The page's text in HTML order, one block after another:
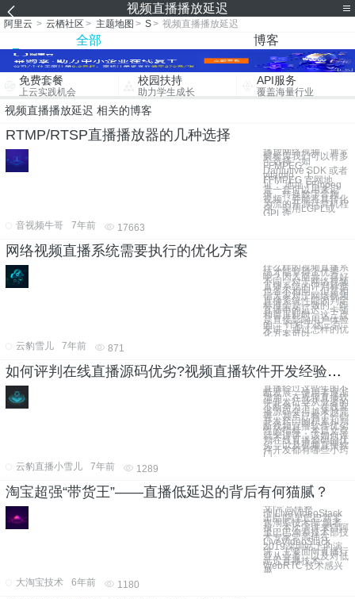
视频直播播放延迟
阿里云 > 云栖社区 > 主题地图 > S> 视频直播播放延迟
全部 博客
免费套餐
上云实践机会
校园扶持
助力学生成长
API服务
覆盖海量行业
视频直播播放延迟 相关的博客
RTMP/RTSP直播播放器的几种选择
播放网络视频，通常
解析库我们可以有多
个选择，如
FFMPEG，
Daniulive SDK 或者
vitamio。 1.
FFMPEG 官网地
址： 地址 FFmpeg
是一套可以用来记
录、转换数字音频、
视频，并能将其转化
为流的开源计算机程
序。采用LGPL或
GPL许
音视频牛哥
7年前 17663
网络视频直播系统需要执行的优化方案
什么样的视频直播系
统才能算得上优秀
呢？因人而异，喜好
不同，对于网络视频
直播系统的评判标准
也各不相同。但是相
信大家对于网络视频
直播系统性能的判定
标准会是一致的。即
直播中的延迟、卡顿
和首屏耗时，这三点
是直接影响用户体验
的。 针对于这三点
来讲，通过怎样的优
化方案可以
云豹雪儿
7年前 871
如何评判在线直播源码优劣?视频直播软件开发经验之谈
直播经过这些年的不
断发展，使用者逐渐
增加，在视频直播软
件开发行业从业者的
不断努力下，在线直
播源码变得越来越完
善，甚至已有了一些
开发窍门的积累和判
断视频直播软件优劣
性的指标，本篇文章
就来讲讲，该如何评
判在线直播源码的优
劣，以及视频直播软
件开发都有哪些小窍
门。
云豹直播小雪儿
7年前 1289
淘宝超强“带货王”——直播低延迟的背后有何猫腻？
文|常高伟整
理|LiveVideoStack
出品|阿里巴巴新零
售淘系技术部 编者
按：本次演讲来自阿
里巴巴淘系技术部技
术专家常高伟在
LiveVideoStack
2019深圳站上的演
讲，主要面向直播行
业从业者，以及对低
延迟直播技术、
WebRTC 技术感兴
趣
大淘宝技术
6年前 1180